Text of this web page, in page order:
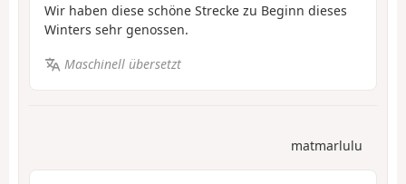
Wir haben diese schöne Strecke zu Beginn dieses
Winters sehr genossen.
Maschinell übersetzt
matmarlulu